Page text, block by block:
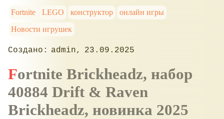
Fortnite
LEGO конструктор
онлайн игры
Новости игрушек
admin 23.09.2025
Fortnite Brickheadz, набор
40884 Drift & Raven
Brickheadz, новинка 2025